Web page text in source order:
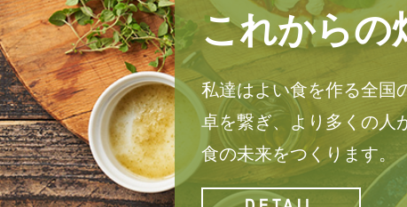
これからの
私達はよい食を作る全国
卓を繋ぎ、より多くの人
食の未来をつくります。